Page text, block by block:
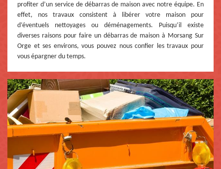
profiter d’un service de débarras de maison avec notre équipe. En
effet, nos travaux consistent à libérer votre maison pour
d’éventuels nettoyages ou déménagements. Puisqu’il existe
diverses raisons pour faire un débarras de maison à Morsang Sur
Orge et ses environs, vous pouvez nous confier les travaux pour
vous épargner du temps.